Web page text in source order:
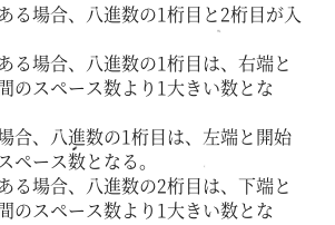
る場合、八進数の1桁目と2桁目が入
る場合、八進数の1桁目は、右端と
のスペース数より1大きい数とな
合、八進数の1桁目は、左端と開始
ペース数となる。
る場合、八進数の2桁目は、下端と
のスペース数より1大きい数とな